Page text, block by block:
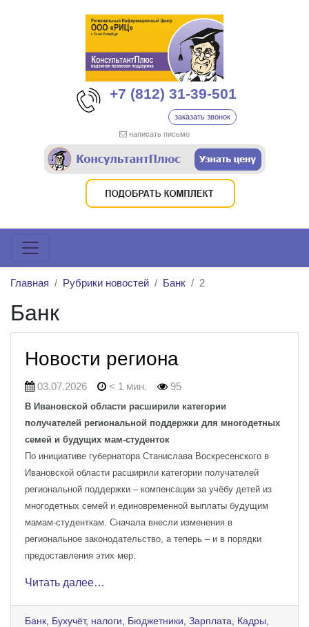
+7 (812) 31-39-501
заказать звонок
написать письмо
Главная Рубрики новостей Банк 2
Банк
Новости региона
03.07.2026 < 1 мин. 95
В Ивановской области расширили категории
получателей региональной поддержки для многодетных
семей и будущих мам-студенток
По инициативе губернатора Станислава Воскресенского в
Ивановской области расширили категории получателей
региональной поддержки – компенсации за учёбу детей из
многодетных семей и единовременной выплаты будущим
мамам-студенткам. Сначала внесли изменения в
региональное законодательство, а теперь – и в порядки
предоставления этих мер.
Читать далее…
Банк Бухучёт, налоги Бюджетники Зарплата
Кадры,